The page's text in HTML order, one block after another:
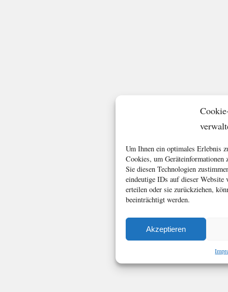
Um Ihnen ein optimales Erlebnis
Cookies, um Geräteinformationen
Sie diesen Technologien
eindeutige IDs auf dieser
erteilen oder sie zurückziehen,
beeinträchtigt werden.
Akzeptieren